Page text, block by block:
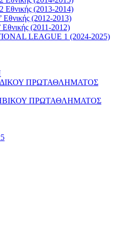
Εθνικής (2013-2014)
Εθνικής (2012-2013)
Εθνικής (2011-2012)
LEAGUE 1 (2024-2025)
ΠΡΩΤΑΘΛΗΜΑΤΟΣ
ΠΡΩΤΑΘΛΗΜΑΤΟΣ